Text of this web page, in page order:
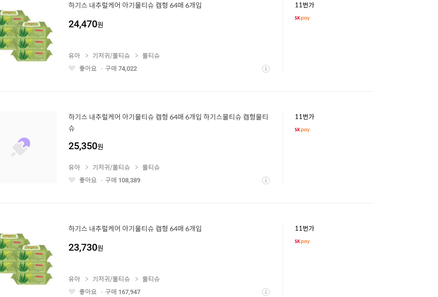
하기스 내추럴케어 아기물티슈 캡형 64매 6개입
24,470원
11번가
좋 상
유아 기저귀/물티슈
물티슈
좋아요
구매 74,022
하기스 내추럴케어 아기물티슈 캡형 64매 6개입 하기스물티슈 캡형물티
슈
25,350원
11번가
좋 상
유아 기저귀/물티슈
물티슈
좋아요
구매 108,389
하기스 내추럴케어 아기물티슈 캡형 64매 6개입
23,730원
11번가
좋
유아 기저귀/물티슈
물티슈
좋아요
구매 167,947